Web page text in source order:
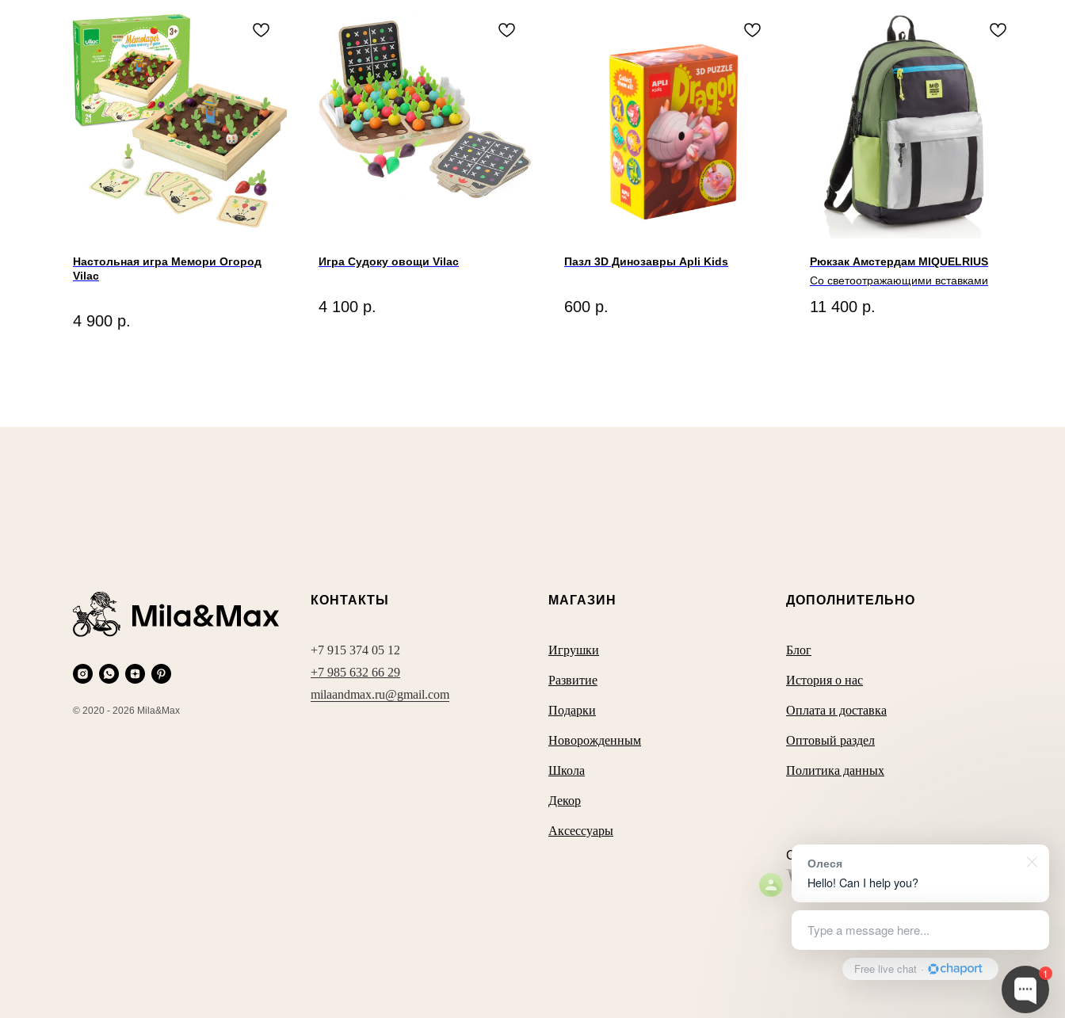
Настольная игра Мемори Огород
Vilac
4 900 р.
Игра Судоку овощи Vilac
4 100 р.
Пазл 3D Динозавры Apli Kids
600 р.
Рюкзак Амстердам MIQUELRIUS
Со светоотражающими вставками
11 400 р.
© 2020 - 2026 Mila&Max
КОНТАКТЫ
+7 915 374 05 12
+7 985 632 66 29
milaandmax.ru@gmail.com
МАГАЗИН
Игрушки
Развитие
Подарки
Новорожденным
Школа
Декор
Аксессуары
ДОПОЛНИТЕЛЬНО
Блог
История о нас
Оплата и доставка
Оптовый раздел
Политика данных
Способы оплаты
1
Олеся
Hello! Can I help you?
Type a message here...
Free live chat ·